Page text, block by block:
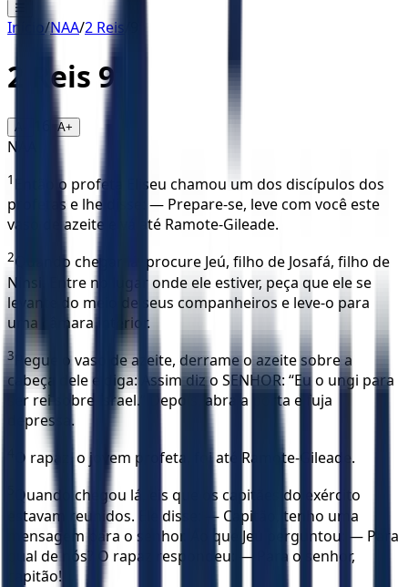
☰
Início/NAA/2 Reis
2 Reis 9
A- A+
NAA
1
Então o profeta Eliseu chamou um dos discípulos dos
profetas e lhe disse: — Prepare-se, leve com você este
vaso de azeite e vá até Ramote-Gileade.
2Quando chegar lá, procure Jeú, filho de Josafá, filho de
Ninsi. Entre no lugar onde ele estiver, peça que ele se
levante do meio de seus companheiros e leve-o para
uma câmara interior.
3
Pegue o vaso de azeite, derrame o azeite sobre a
cabeça dele e diga: Assim diz o SENHOR: “Eu o ungi para
ser rei sobre Israel.” Depois, abra a porta e fuja
depressa.
O rapaz, o jovem profeta, foi até Ramote-Gileade.
Quando chegou lá, eis que os capitães do exército
estavam reunidos. Ele disse: — Capitão, tenho uma
mensagem para o senhor. Ao que Jeú perguntou: — Para
qual de nós? O rapaz respondeu: — Para o senhor,
capitão!